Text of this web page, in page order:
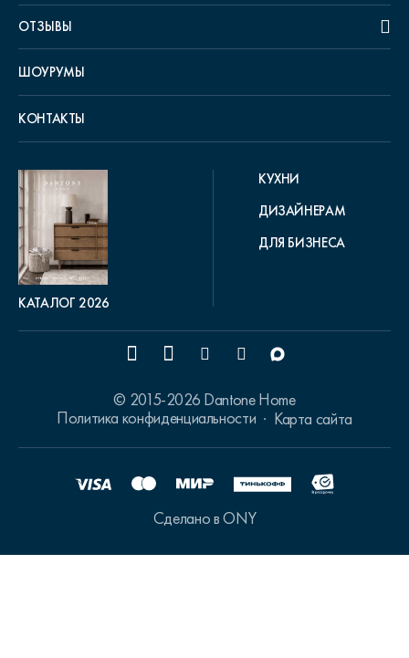
ОТЗЫВЫ
ШОУРУМЫ
КОНТАКТЫ
КАТАЛОГ 2026
КУХНИ
ДИЗАЙНЕРАМ
ДЛЯ БИЗНЕСА
© 2015-2026 Dantone Home
Политика конфиденциальности
Карта сайта
Сделано в ONY